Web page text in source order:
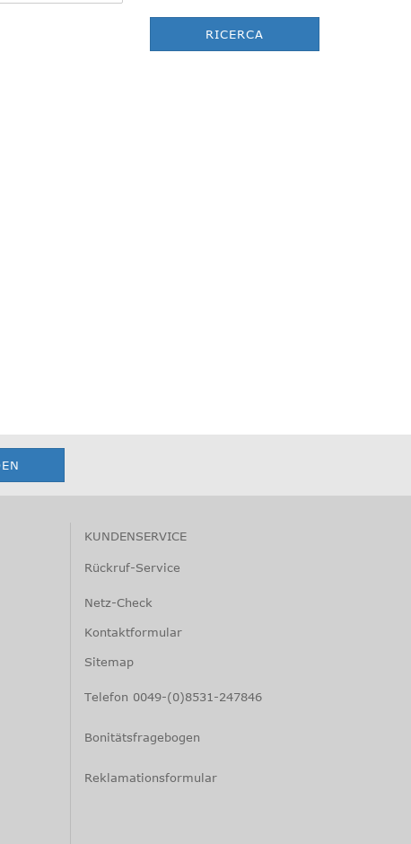
RICERCA
KUNDENSERVICE
Rückruf-Service
Netz-Check
Kontaktformular
Sitemap
Telefon 0049-(0)8531-247846
Bonitätsfragebogen
Reklamationsformular